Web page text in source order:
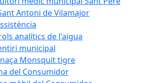
Antoni de Vilamajor
analítics de l'aigua
municipal
Monsquit tigre
del Consumidor